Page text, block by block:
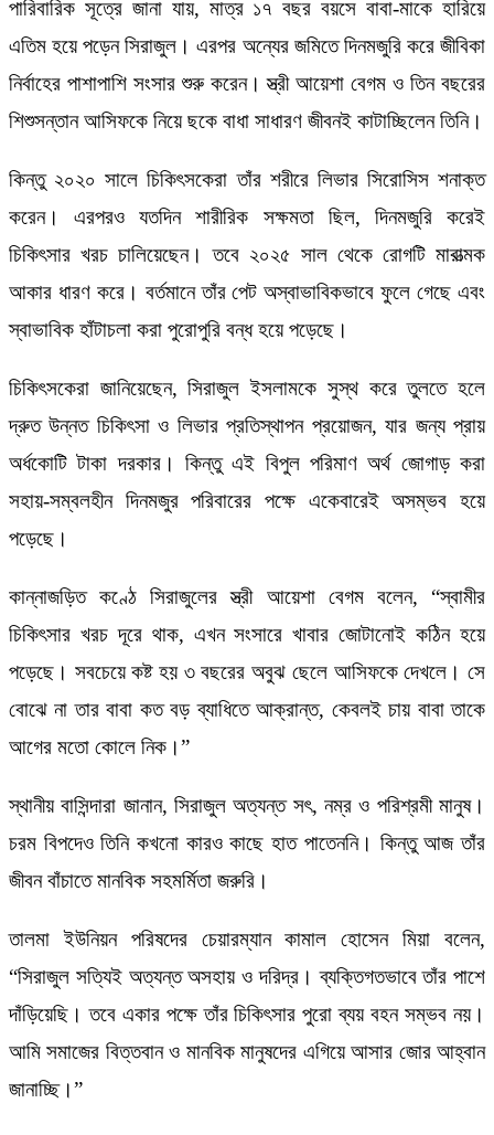
পারিবারিক সূত্রে জানা যায়, মাত্র ১৭ বছর বয়সে বাবা-মাকে হারিয়ে
এতিম হয়ে পড়েন সিরাজুল। এরপর অন্যের জমিতে দিনমজুরি করে জীবিকা
নির্বাহের পাশাপাশি সংসার শুরু করেন। স্ত্রী আয়েশা বেগম ও তিন বছরের
শিশুসন্তান আসিফকে নিয়ে ছকে বাধা সাধারণ জীবনই কাটাচ্ছিলেন তিনি।
কিন্তু ২০২০ সালে চিকিৎসকেরা তাঁর শরীরে লিভার সিরোসিস শনাক্ত
করেন। এরপরও যতদিন শারীরিক সক্ষমতা ছিল, দিনমজুরি করেই
চিকিৎসার খরচ চালিয়েছেন। তবে ২০২৫ সাল থেকে রোগটি মারাত্মক
আকার ধারণ করে। বর্তমানে তাঁর পেট অস্বাভাবিকভাবে ফুলে গেছে এবং
স্বাভাবিক হাঁটাচলা করা পুরোপুরি বন্ধ হয়ে পড়েছে।
চিকিৎসকেরা জানিয়েছেন, সিরাজুল ইসলামকে সুস্থ করে তুলতে হলে
দ্রুত উন্নত চিকিৎসা ও লিভার প্রতিস্থাপন প্রয়োজন, যার জন্য প্রায়
অর্ধকোটি টাকা দরকার। কিন্তু এই বিপুল পরিমাণ অর্থ জোগাড় করা
সহায়-সম্বলহীন দিনমজুর পরিবারের পক্ষে একেবারেই অসম্ভব হয়ে
পড়েছে।
কান্নাজড়িত কণ্ঠে সিরাজুলের স্ত্রী আয়েশা বেগম বলেন, “স্বামীর
চিকিৎসার খরচ দূরে থাক, এখন সংসারে খাবার জোটানোই কঠিন হয়ে
পড়েছে। সবচেয়ে কষ্ট হয় ৩ বছরের অবুঝ ছেলে আসিফকে দেখলে। সে
বোঝে না তার বাবা কত বড় ব্যাধিতে আক্রান্ত, কেবলই চায় বাবা তাকে
আগের মতো কোলে নিক।”
স্থানীয় বাসিন্দারা জানান, সিরাজুল অত্যন্ত সৎ, নম্র ও পরিশ্রমী মানুষ।
চরম বিপদেও তিনি কখনো কারও কাছে হাত পাতেননি। কিন্তু আজ তাঁর
জীবন বাঁচাতে মানবিক সহমর্মিতা জরুরি।
তালমা ইউনিয়ন পরিষদের চেয়ারম্যান কামাল হোসেন মিয়া বলেন,
“সিরাজুল সত্যিই অত্যন্ত অসহায় ও দরিদ্র। ব্যক্তিগতভাবে তাঁর পাশে
দাঁড়িয়েছি। তবে একার পক্ষে তাঁর চিকিৎসার পুরো ব্যয় বহন সম্ভব নয়।
আমি সমাজের বিত্তবান ও মানবিক মানুষদের এগিয়ে আসার জোর আহ্বান
জানাচ্ছি।”